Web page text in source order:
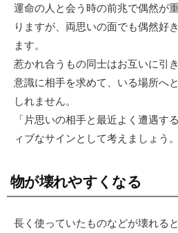
運命の人と会う時の前兆で偶然が
りますが、両思いの面でも偶然好
ます。
惹かれ合うもの同士はお互いに引
意識に相手を求めて、いる場所へ
しれません。
「片思いの相手と最近よく遭遇す
ィブなサインとして考えましょう。
物が壊れやすくなる
長く使っていたものなどが壊れる